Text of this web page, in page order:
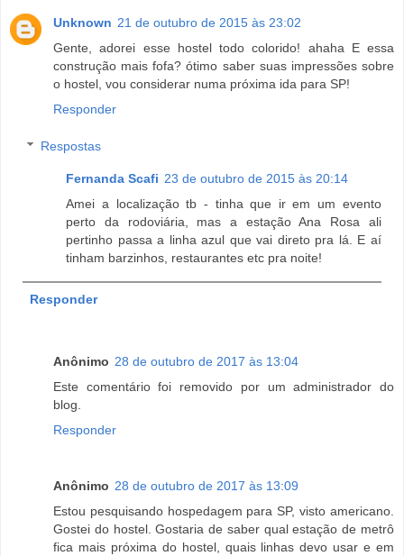
Unknown 21 de outubro de 2015 às 23:02
Gente, adorei esse hostel todo colorido! ahaha E essa
construção mais fofa? ótimo saber suas impressões sobre
o hostel, vou considerar numa próxima ida para SP!
Responder
Respostas
Fernanda Scafi 23 de outubro de 2015 às 20:14
Amei a localização tb - tinha que ir em um evento
perto da rodoviária, mas a estação Ana Rosa ali
pertinho passa a linha azul que vai direto pra lá. E aí
tinham barzinhos, restaurantes etc pra noite!
Responder
Anônimo 28 de outubro de 2017 às 13:04
Este comentário foi removido por um administrador do
blog.
Responder
Anônimo 28 de outubro de 2017 às 13:09
Estou pesquisando hospedagem para SP, visto americano.
Gostei do hostel. Gostaria de saber qual estação de metrô
fica mais próxima do hostel, quais linhas devo usar e em